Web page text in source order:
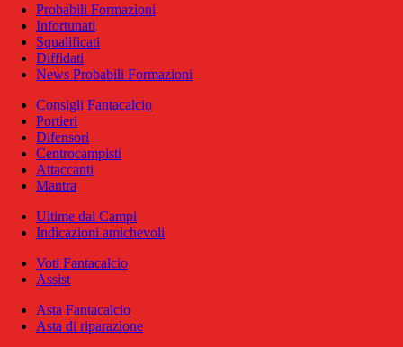
Probabili Formazioni
Infortunati
Squalificati
Diffidati
News Probabili Formazioni
Consigli Fantacalcio
Portieri
Difensori
Centrocampisti
Attaccanti
Mantra
Ultime dai Campi
Indicazioni amichevoli
Voti Fantacalcio
Assist
Asta Fantacalcio
Asta di riparazione